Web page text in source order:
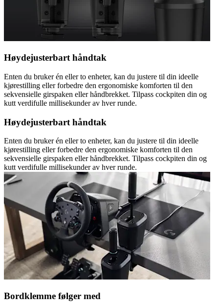
Høydejusterbart håndtak
Enten du bruker én eller to enheter, kan du justere til din ideelle
kjørestilling eller forbedre den ergonomiske komforten til den
sekvensielle girspaken eller håndbrekket. Tilpass cockpiten din og
kutt verdifulle millisekunder av hver runde.
Høydejusterbart håndtak
Enten du bruker én eller to enheter, kan du justere til din ideelle
kjørestilling eller forbedre den ergonomiske komforten til den
sekvensielle girspaken eller håndbrekket. Tilpass cockpiten din og
kutt verdifulle millisekunder av hver runde.
Bordklemme følger med